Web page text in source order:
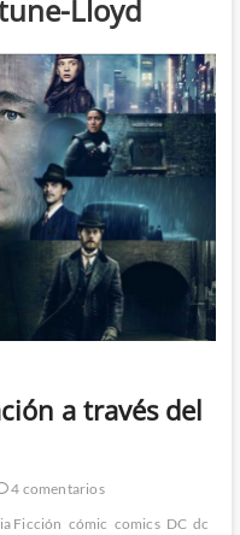
Lloyd
a través del
4 comentarios
Ficción cómic comics DC dc